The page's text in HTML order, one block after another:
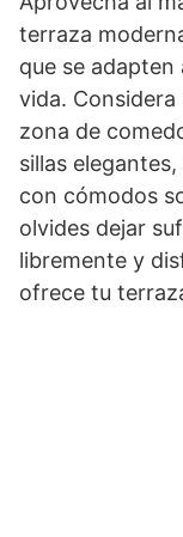
terraza
que se adapten
vida.
zona de
sillas
con cómodos
olvides dejar
libremente y
ofrece tu